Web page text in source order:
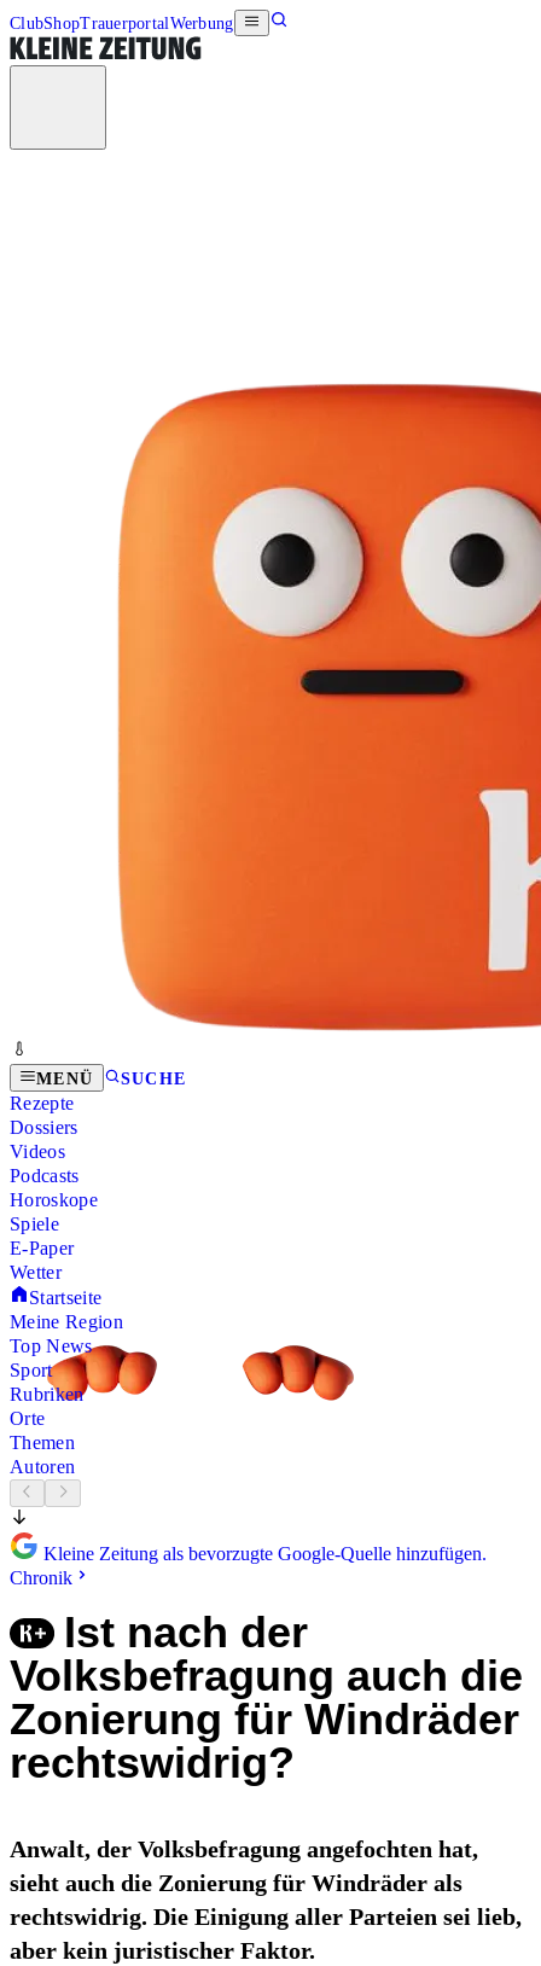
ClubShopTrauerportalWerbung
MENÜ SUCHE
Rezepte
Dossiers
Videos
Podcasts
Horoskope
Spiele
E-Paper
Wetter
Startseite
Meine Region
Top News
Sport
Rubriken
Orte
Themen
Autoren
Kleine Zeitung als bevorzugte Google-Quelle hinzufügen.
Chronik
Ist nach der
Volksbefragung auch die
Zonierung für Windräder
rechtswidrig?
Anwalt, der Volksbefragung angefochten hat,
sieht auch die Zonierung für Windräder als
rechtswidrig. Die Einigung aller Parteien sei lieb,
aber kein juristischer Faktor.